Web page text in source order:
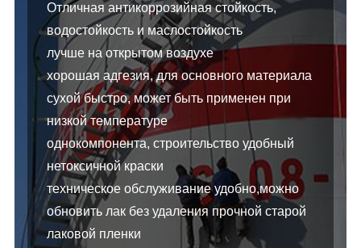
Отличная антикоррозийная стойкость,
водостойкость и маслостойкость
лучше на открытом воздухе
хорошая адгезия, для основного материала
сухой быстро, может быть применен при
низкой температуре
однокомпонента, строительство удобный
нетоксичной краски
техническое обслуживание удобно,можно
обновить лак без удаления прочной старой
лаковой пленки